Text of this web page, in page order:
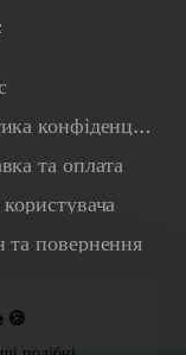
🍪
Політика конфіденційності
та оплата
та повернення